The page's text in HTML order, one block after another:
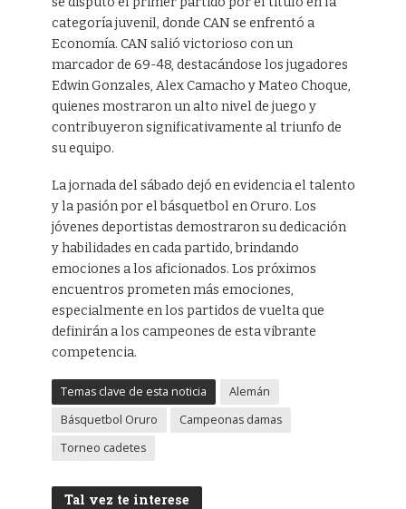
categoría juvenil, donde CAN se enfrentó a
Economía. CAN salió victorioso con un
marcador de 69-48, destacándose los jugadores
Edwin Gonzales, Alex Camacho y Mateo Choque,
quienes mostraron un alto nivel de juego y
contribuyeron significativamente al triunfo de
su equipo.
La jornada del sábado dejó en evidencia el talento
y la pasión por el básquetbol en Oruro. Los
jóvenes deportistas demostraron su dedicación
y habilidades en cada partido, brindando
emociones a los aficionados. Los próximos
encuentros prometen más emociones,
especialmente en los partidos de vuelta que
definirán a los campeones de esta vibrante
competencia.
Temas clave de esta noticia
Alemán
Básquetbol Oruro
Campeonas damas
Torneo cadetes
Tal vez te interese